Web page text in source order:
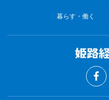
暮らす・働く